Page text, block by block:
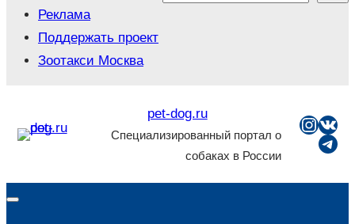
Реклама
Поддержать проект
Зоотакси Москва
pet-dog.ru
Специализированный портал о
собаках в России